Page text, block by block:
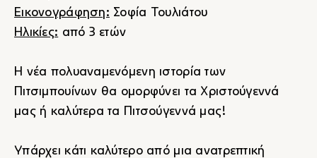
Εικονογράφηση: Σοφία Τουλιάτου
Ηλικίες: από 3 ετών
Η νέα πολυαναμενόμενη ιστορία των
Πιτσιμπουίνων θα ομορφύνει τα Χριστούγεννά
μας ή καλύτερα τα Πιτσούγεννά μας!
Υπάρχει κάτι καλύτερο από μια ανατρεπτική